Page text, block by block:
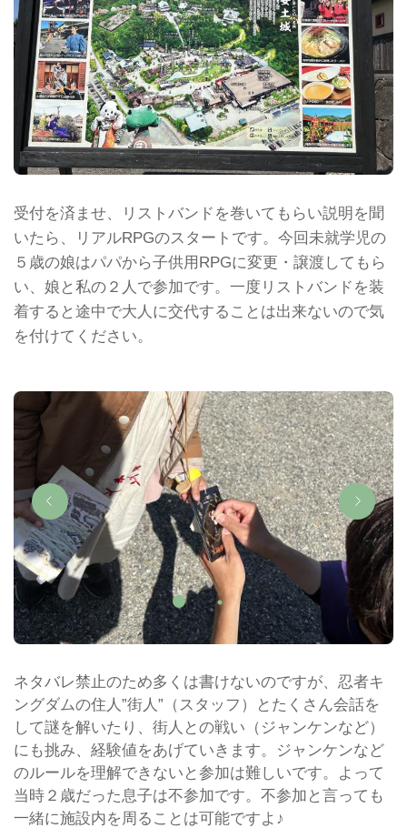
受付を済ませ、リストバンドを巻いてもらい説明を聞
いたら、リアルRPGのスタートです。今回未就学児の
５歳の娘はパパから子供用RPGに変更・譲渡してもら
い、娘と私の２人で参加です。一度リストバンドを装
着すると途中で大人に交代することは出来ないので気
を付けてください。
ネタバレ禁止のため多くは書けないのですが、忍者キ
ングダムの住人”街人”（スタッフ）とたくさん会話を
して謎を解いたり、街人との戦い（ジャンケンなど）
にも挑み、経験値をあげていきます。ジャンケンなど
のルールを理解できないと参加は難しいです。よって
当時２歳だった息子は不参加です。不参加と言っても
一緒に施設内を周ることは可能ですよ♪